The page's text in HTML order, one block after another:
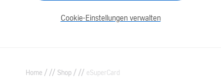
Cookie-Einstellungen verwalten
Home / Shop / eSuperCard